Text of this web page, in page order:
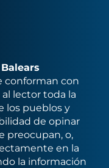
conforman con
al lector toda la
los pueblos y
de opinar
preocupan, o,
en la
la información